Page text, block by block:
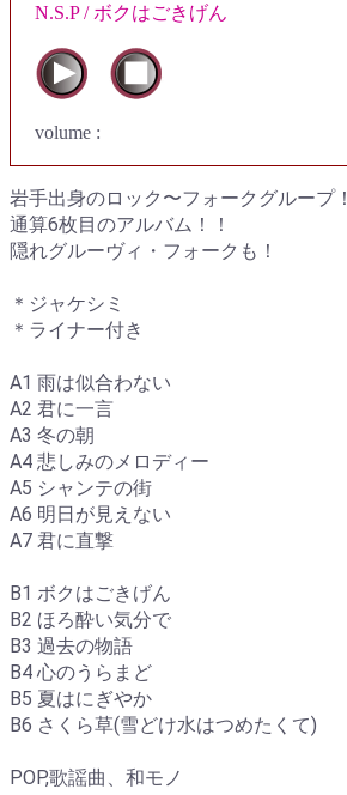
N.S.P / ボクはごきげん
volume :
岩手出身のロック〜フォークグループ！
通算6枚目のアルバム！！
隠れグルーヴィ・フォークも！
＊ジャケシミ
＊ライナー付き
A1 雨は似合わない
A2 君に一言
A3 冬の朝
A4 悲しみのメロディー
A5 シャンテの街
A6 明日が見えない
A7 君に直撃
B1 ボクはごきげん
B2 ほろ酔い気分で
B3 過去の物語
B4 心のうらまど
B5 夏はにぎやか
B6 さくら草(雪どけ水はつめたくて)
POP,歌謡曲、和モノ